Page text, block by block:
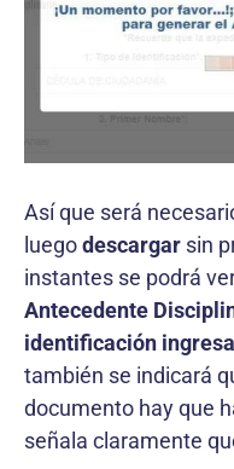
Así que será
luegodescargar sin
instantes se podrá
Antecedente
identificación
también se indicará
documento hay que
señala claramente